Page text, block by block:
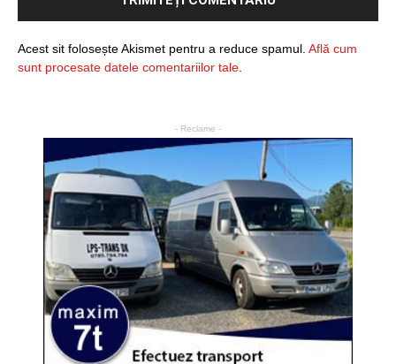
Acest sit folosește Akismet pentru a reduce spamul. Află cum
sunt procesate datele comentariilor tale.
- Reclame -